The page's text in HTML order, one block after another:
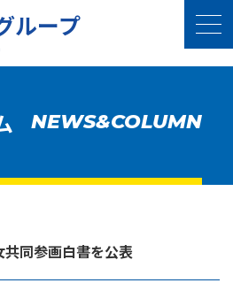
ループ
NEWS&COLUMN
共同参画白書を公表